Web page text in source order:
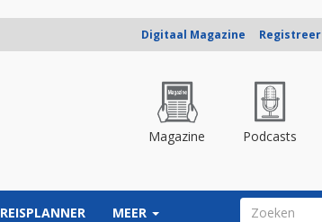
Digitaal Magazine Registreer
Magazine Podcasts
REISPLANNER MEER ZOEKVELD